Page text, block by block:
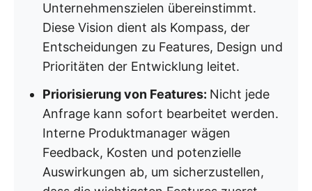
Unternehmenszielen übereinstimmt.
Diese Vision dient als Kompass, der
Entscheidungen zu Features, Design und
Prioritäten der Entwicklung leitet.
Priorisierung von Features: Nicht jede
Anfrage kann sofort bearbeitet werden.
Interne Produktmanager wägen
Feedback, Kosten und potenzielle
Auswirkungen ab, um sicherzustellen,